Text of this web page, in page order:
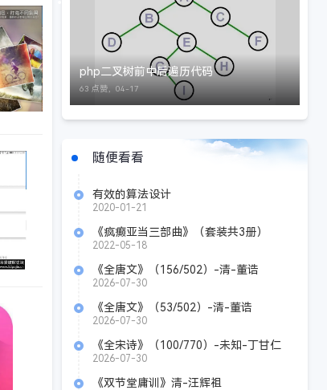
学习,手机软件
php二叉树前中后遍历代码
63 点赞， 04-17
随便看看
有效的算法设计
2020-01-21
《疯癫亚当三部曲》（套装共3册）
azw3+mobi+epub
2022-05-18
《全唐文》（156/502）-清-董诰
2026-07-30
《全唐文》（53/502）-清-董诰
2026-07-30
《全宋诗》（100/770）-未知-丁甘仁
2026-07-30
《双节堂庸训》清-汪辉祖